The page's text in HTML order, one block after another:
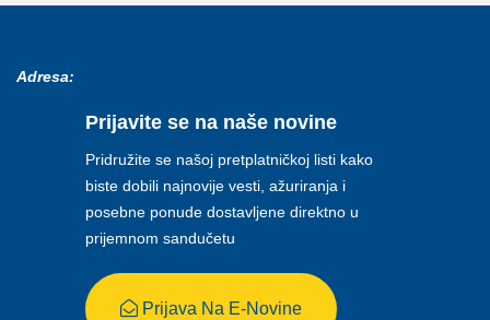
Adresa:
Prijavite se na naše novine
Pridružite se našoj pretplatničkoj listi kako
biste dobili najnovije vesti, ažuriranja i
posebne ponude dostavljene direktno u
prijemnom sandučetu
Prijava Na E-Novine